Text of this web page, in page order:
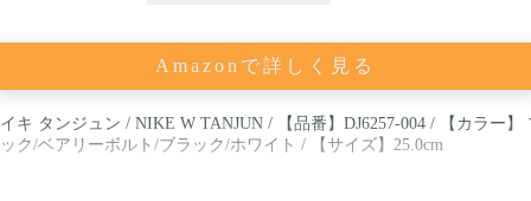
Amazonで詳しく見る
キ タンジュン / NIKE W TANJUN / 【品番】DJ6257-004 / 【カラー】
ク/ベアリーボルト/ブラック/ホワイト / 【サイズ】25.0cm